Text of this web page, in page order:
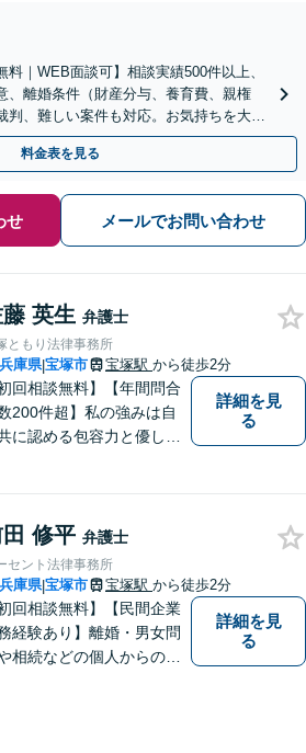
｜WEB面談可】相談実績500件以上、
、離婚条件（財産分与、養育費、親権
判、難しい案件も対応。お気持ちを大切
15年以上｜子連れ相談可】
料金表を見る
せ メールでお問い合わせ
英生 弁護士
ともり法律事務所
兵庫県|宝塚市 宝塚駅 から徒歩2分
初回相談無料】【年間問合
200件超】私の強みは自
に認める包容力と優しさ
人で悩まずに、一度ご相
いらしてください。【現
常勤裁判官】【宝塚駅徒
3分】
詳細を見
る
修平 弁護士
セント法律事務所
兵庫県|宝塚市 宝塚駅 から徒歩2分
初回相談無料】【民間企業
経験あり】離婚・男女問
相続などの個人からのご
詳細を見
る